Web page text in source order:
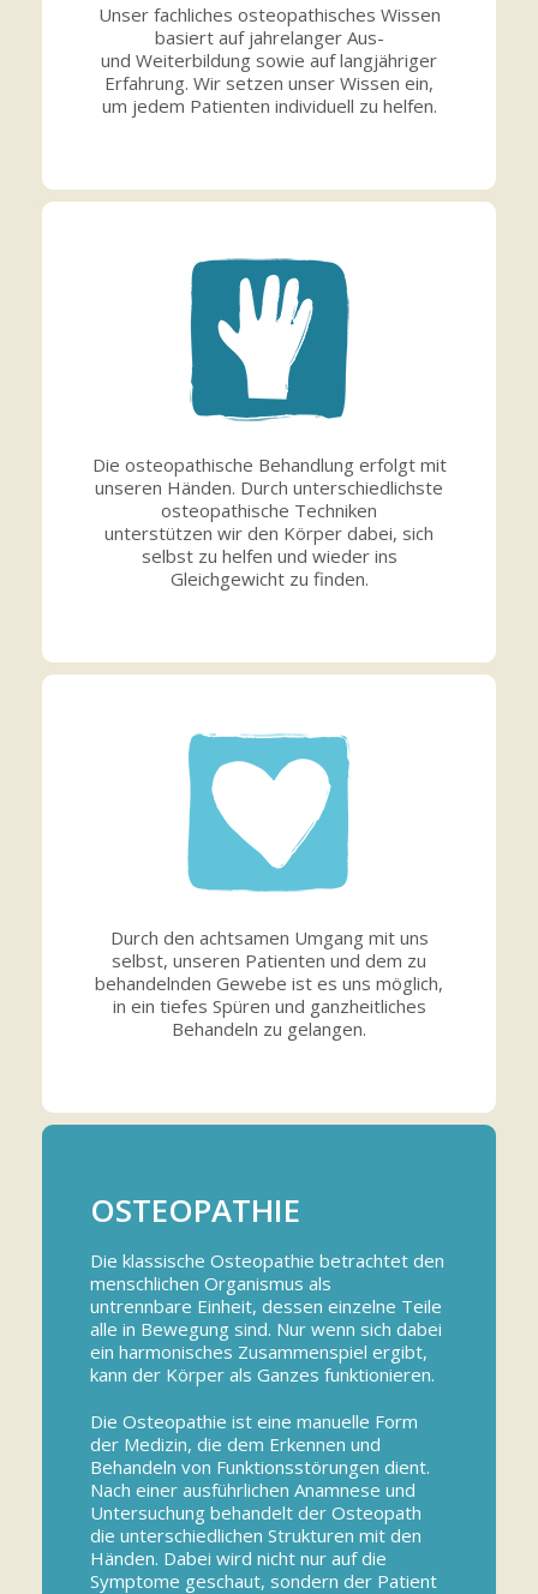
Unser fachliches osteopathisches Wissen
basiert auf jahrelanger Aus-
und Weiterbildung sowie auf langjähriger
Erfahrung. Wir setzen unser Wissen ein,
um jedem Patienten individuell zu helfen.
Die osteopathische Behandlung erfolgt mit
unseren Händen. Durch unterschiedlichste
osteopathische Techniken
unterstützen wir den Körper dabei, sich
selbst zu helfen und wieder ins
Gleichgewicht zu finden.
Durch den achtsamen Umgang mit uns
selbst, unseren Patienten und dem zu
behandelnden Gewebe ist es uns möglich,
in ein tiefes Spüren und ganzheitliches
Behandeln zu gelangen.
OSTEOPATHIE
Die klassische Osteopathie betrachtet den
menschlichen Organismus als
untrennbare Einheit, dessen einzelne Teile
alle in Bewegung sind. Nur wenn sich dabei
ein harmonisches Zusammenspiel ergibt,
kann der Körper als Ganzes funktionieren.
Die Osteopathie ist eine manuelle Form
der Medizin, die dem Erkennen und
Behandeln von Funktionsstörungen dient.
Nach einer ausführlichen Anamnese und
Untersuchung behandelt der Osteopath
die unterschiedlichen Strukturen mit den
Händen. Dabei wird nicht nur auf die
Symptome geschaut, sondern der Patient